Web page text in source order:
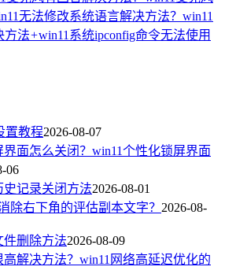
无法修改系统语言解决方法？win11
方法+win11系统ipconfig命令无法使用
置教程2026-08-07
界面怎么关闭？win11个性化锁屏界面
06
史记录关闭方法2026-08-01
除右下角的评估副本文字？ 2026-08-
件删除方法2026-08-09
高解决方法？win11网络高延迟优化的